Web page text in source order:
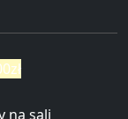
zł
na sali